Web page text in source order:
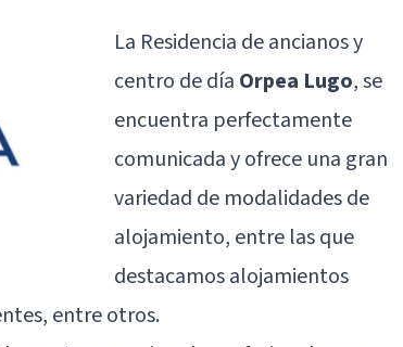
La Residencia de ancianos y
centro de día Orpea Lugo, se
encuentra perfectamente
comunicada y ofrece una gran
variedad de modalidades de
alojamiento, entre las que
destacamos alojamientos
entre otros.